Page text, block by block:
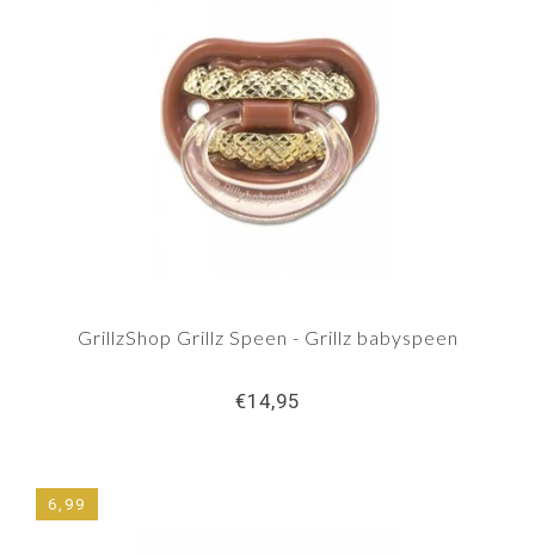
GrillzShop Grillz Speen - Grillz babyspeen
€14,95
6,99